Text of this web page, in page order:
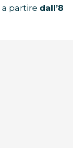
a partire dall’8